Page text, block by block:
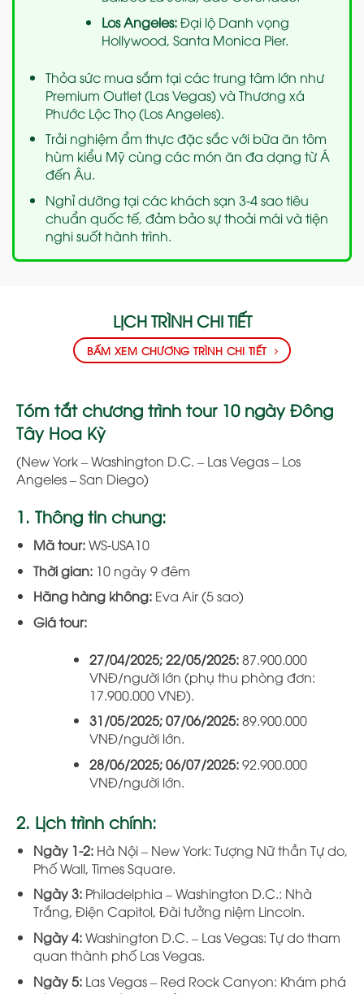
Los Angeles:Đại lộ Danh vọng
Hollywood, Santa Monica Pier.
Thỏa sức mua sắm tại các trung tâm lớn như
Premium Outlet (Las Vegas) và Thương xá
Phước Lộc Thọ (Los Angeles).
Trải nghiệm ẩm thực đặc sắc với bữa ăn tôm
hùm kiểu Mỹ cùng các món ăn đa dạng từ Á
đến Âu.
Nghỉ dưỡng tại các khách sạn 3-4 sao tiêu
chuẩn quốc tế, đảm bảo sự thoải mái và tiện
nghi suốt hành trình.
LỊCH TRÌNH CHI TIẾT
BẤM XEM CHƯƠNG TRÌNH CHI TIẾT
Tóm tắt chương trình tour 10 ngày Đông
Tây Hoa Kỳ
(New York – Washington D.C. – Las Vegas – Los
Angeles – San Diego)
1. Thông tin chung:
Mã tour:WS-USA10
Thời gian:10 ngày 9 đêm
Hãng hàng không:Eva Air (5 sao)
Giá tour:
27/04/2025; 22/05/2025:87.900.000
VNĐ/người lớn (phụ thu phòng đơn:
17.900.000 VNĐ).
31/05/2025; 07/06/2025:89.900.000
VNĐ/người lớn.
28/06/2025; 06/07/2025:92.900.000
VNĐ/người lớn.
2. Lịch trình chính:
Ngày 1-2:Hà Nội – New York: Tượng Nữ thần Tự do,
Phố Wall, Times Square.
Ngày 3:Philadelphia – Washington D.C.: Nhà
Trắng, Điện Capitol, Đài tưởng niệm Lincoln.
Ngày 4:Washington D.C. – Las Vegas: Tự do tham
quan thành phố Las Vegas.
Ngày 5:Las Vegas – Red Rock Canyon: Khám phá